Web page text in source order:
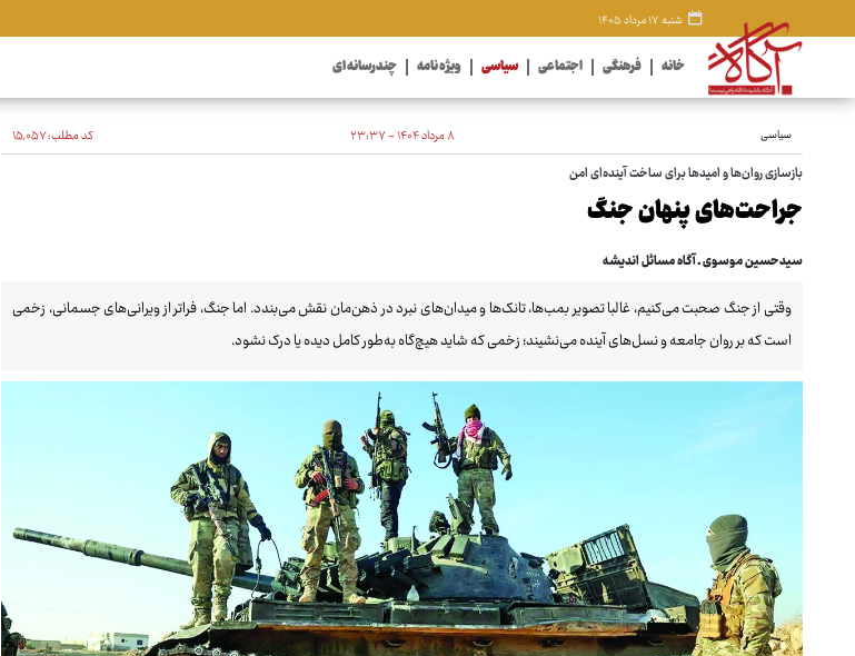
شنبه ۱۷ مرداد ۱۴۰۵
خانه فرهنگی اجتماعی سیاسی ویژه نامه چندرسانه ای
سیاسی ۸ مرداد ۱۴۰۴ - ۲۳:۳۷ کد مطلب:۱۵٬۰۵۷
بازسازی روان‌ها و امیدها برای ساخت آینده‌ای امن
جراحت‌های پنهان جنگ
سیدحسین موسوی ـ آگاه مسائل اندیشه
وقتی از جنگ صحبت می‌کنیم، غالبا تصویر بمب‌ها، تانک‌ها و میدان‌های نبرد در ذهن‌مان نقش می‌بندد. اما جنگ، فراتر از ویرانی‌های جسمانی، زخمی
است که بر روان جامعه و نسل‌های آینده می‌نشیند؛ زخمی که شاید هیچ‌گاه به‌طور کامل دیده یا درک نشود.